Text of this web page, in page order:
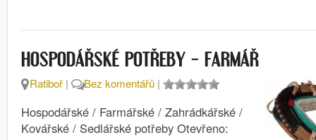
HOSPODÁŘSKÉ POTŘEBY – FARMÁŘ
Ratiboř | Bez komentářů |
Hospodářské / Farmářské / Zahrádkářské /
Kovářské / Sedlářské potřeby Otevřeno: